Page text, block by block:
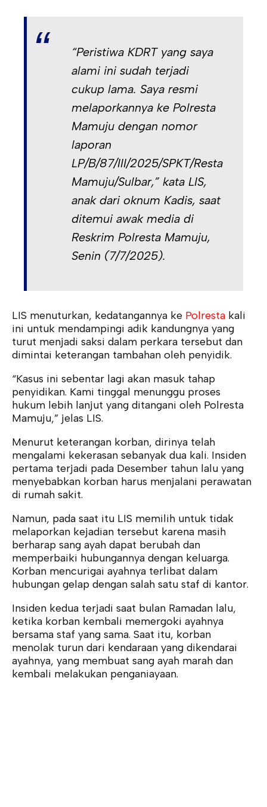
“Peristiwa KDRT yang saya
alami ini sudah terjadi
cukup lama. Saya resmi
melaporkannya ke Polresta
Mamuju dengan nomor
laporan
LP/B/87/III/2025/SPKT/Resta
Mamuju/Sulbar,” kata LIS,
anak dari oknum Kadis, saat
ditemui awak media di
Reskrim Polresta Mamuju,
Senin (7/7/2025).
LIS menuturkan, kedatangannya ke Polresta kali
ini untuk mendampingi adik kandungnya yang
turut menjadi saksi dalam perkara tersebut dan
dimintai keterangan tambahan oleh penyidik.
“Kasus ini sebentar lagi akan masuk tahap
penyidikan. Kami tinggal menunggu proses
hukum lebih lanjut yang ditangani oleh Polresta
Mamuju,” jelas LIS.
Menurut keterangan korban, dirinya telah
mengalami kekerasan sebanyak dua kali. Insiden
pertama terjadi pada Desember tahun lalu yang
menyebabkan korban harus menjalani perawatan
di rumah sakit.
Namun, pada saat itu LIS memilih untuk tidak
melaporkan kejadian tersebut karena masih
berharap sang ayah dapat berubah dan
memperbaiki hubungannya dengan keluarga.
Korban mencurigai ayahnya terlibat dalam
hubungan gelap dengan salah satu staf di kantor.
Insiden kedua terjadi saat bulan Ramadan lalu,
ketika korban kembali memergoki ayahnya
bersama staf yang sama. Saat itu, korban
menolak turun dari kendaraan yang dikendarai
ayahnya, yang membuat sang ayah marah dan
kembali melakukan penganiayaan.